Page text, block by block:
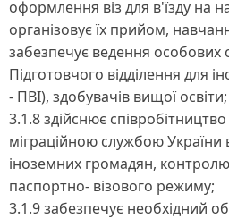
оформлення віз для в'їзду на
організовує їх прийом,
забезпечує ведення особових
Підготовчого відділення для
- ПВІ), здобувачів вищої освіти;
3.1.8 здійснює
міграційною службою України
іноземних громадян,
паспортно- візового режиму;
3.1.9 забезпечує необхідний